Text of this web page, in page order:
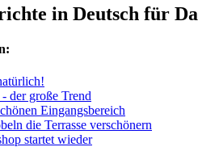
in Deutsch für
der große Trend
Eingangsbereich
die Terrasse verschönern
startet wieder